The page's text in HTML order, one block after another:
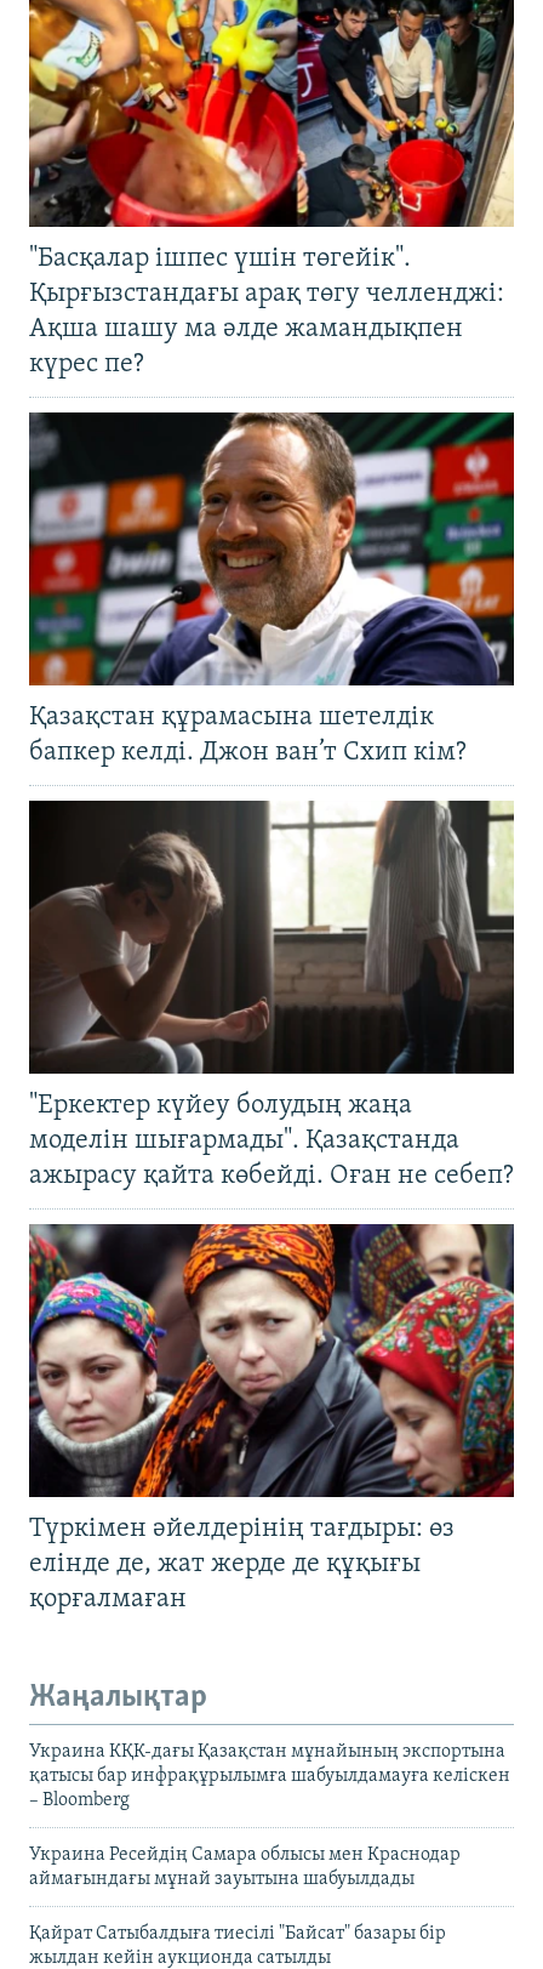
"Басқалар ішпес үшін төгейік".
Қырғызстандағы арақ төгу челленджі:
Ақша шашу ма әлде жамандықпен
күрес пе?
Қазақстан құрамасына шетелдік
бапкер келді. Джон ван’т Схип кім?
"Еркектер күйеу болудың жаңа
моделін шығармады". Қазақстанда
ажырасу қайта көбейді. Оған не себеп?
Түркімен әйелдерінің тағдыры: өз
елінде де, жат жерде де құқығы
қорғалмаған
Жаңалықтар
Украина КҚК-дағы Қазақстан мұнайының экспортына
қатысы бар инфрақұрылымға шабуылдамауға келіскен
– Bloomberg
Украина Ресейдің Самара облысы мен Краснодар
аймағындағы мұнай зауытына шабуылдады
Қайрат Сатыбалдыға тиесілі "Байсат" базары бір
жылдан кейін аукционда сатылды